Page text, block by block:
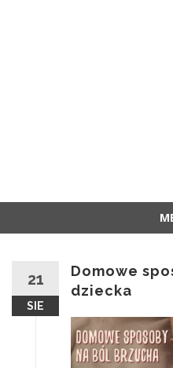
21
SIE
Domowe
dziecka